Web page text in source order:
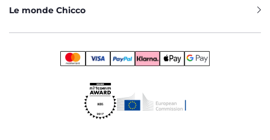
Le monde Chicco